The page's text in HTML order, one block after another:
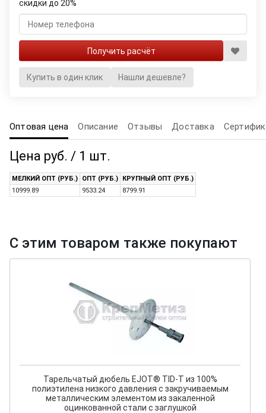
скидки до 20%
Купить в один клик Нашли дешевле?
Оптовая цена Описание Отзывы Доставка
Цена руб. / 1 шт.
МЕЛКИЙ ОПТ (РУБ.) ОПТ (РУБ.)
КРУПНЫЙ ОПТ (РУБ.)
10999.89
9533.24 8799.91
С этим товаром также покупают
Тарельчатый дюбель EJOT® TID-T из 100%
полиэтилена низкого давления с закручиваемым
металлическим элементом из закаленной
оцинкованной стали с заглушкой